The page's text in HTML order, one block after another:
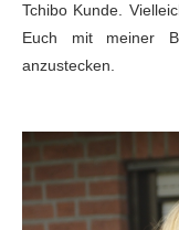
Tchibo Kunde.
Euch mit meiner
anzustecken.